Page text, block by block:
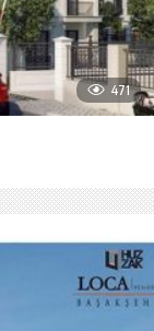
471